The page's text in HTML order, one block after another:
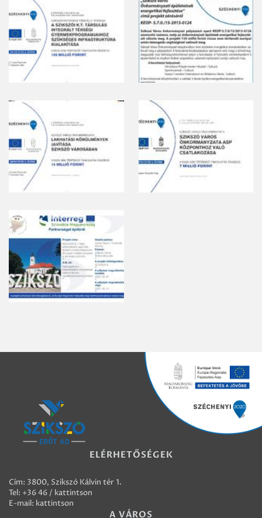
ELÉRHETŐSÉGEK
Cím: 3800, Szikszó Kálvin tér 1.
Tel: +36 46 / kattintson
E-mail: kattintson
A VÁROS